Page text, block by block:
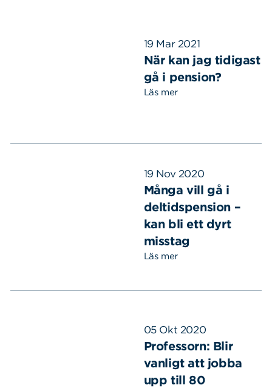
19 Mar 2021
När kan jag tidigast
gå i pension?
Läs mer
19 Nov 2020
Många vill gå i
deltidspension –
kan bli ett dyrt
misstag
Läs mer
05 Okt 2020
Professorn: Blir
vanligt att jobba
upp till 80